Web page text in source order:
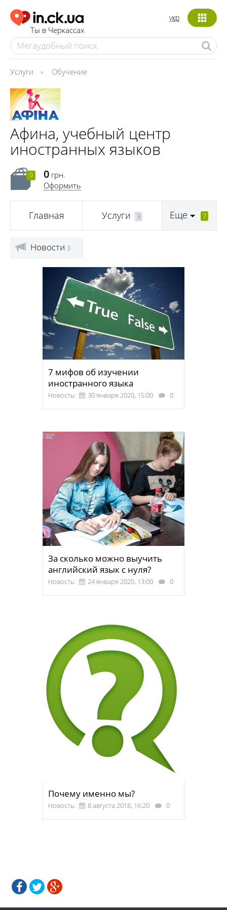
Ты в Черкассах
укр
Услуги Обучение
Афина, учебный центр
иностранных языков
0 0 грн.
Оформить
Главная Услуги 3 Еще 7
Новости 3
7 мифов об изучении
иностранного языка
Новость: 30 января 2020, 15:00 0
За сколько можно выучить
английский язык с нуля?
Новость: 24 января 2020, 13:00 0
Почему именно мы?
Новость: 8 августа 2018, 16:20 0